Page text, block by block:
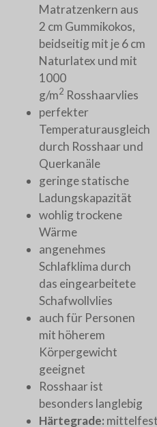
Matratzenkern aus
2 cm Gummikokos,
beidseitig mit je 6 cm
Naturlatex und mit
1000
g/m2 Rosshaarvlies
perfekter
Temperaturausgleich
durch Rosshaar und
Querkanäle
geringe statische
Ladungskapazität
wohlig trockene
Wärme
angenehmes
Schlafklima durch
das eingearbeitete
Schafwollvlies
auch für Personen
mit höherem
Körpergewicht
geeignet
Rosshaar ist
besonders langlebig
Härtegrade: